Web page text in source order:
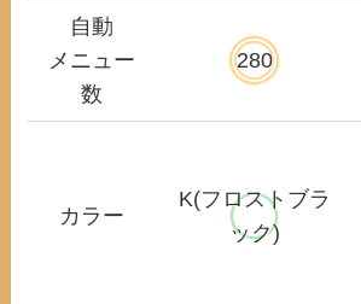
自動
メニュー
数
280
カラー
K(フロストブラ
ック)